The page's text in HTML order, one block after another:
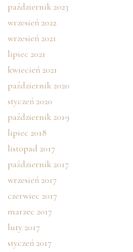
październik 2023
wrzesień 2022
wrzesień 2021
lipiec 2021
kwiecień 2021
październik 2020
styczeń 2020
październik 2019
lipiec 2018
listopad 2017
październik 2017
wrzesień 2017
czerwiec 2017
marzec 2017
luty 2017
styczeń 2017